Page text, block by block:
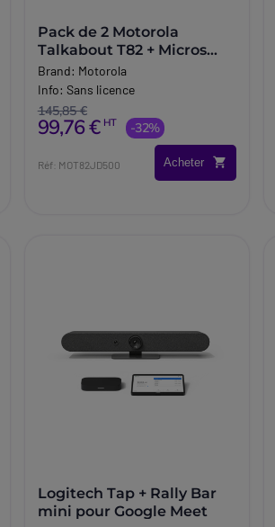
Pack de 2 Motorola
Talkabout T82 + Micros
haut-parleurs déportés
Brand: Motorola
Info: Sans licence
145,85 €
99,76 € HT -32%
Réf: MOT82JD500 Acheter
Logitech Tap + Rally Bar
mini pour Google Meet